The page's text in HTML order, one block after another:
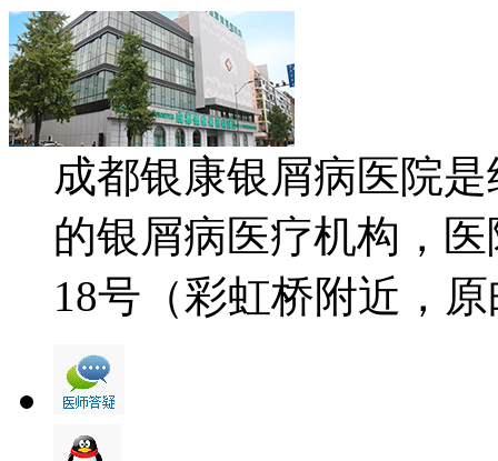
成都银康银屑病医院
的银屑病医疗机构，
18号（彩虹桥附近，